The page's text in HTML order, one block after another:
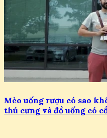
Mèo uống rượu có sao
thú cưng và đồ uống có